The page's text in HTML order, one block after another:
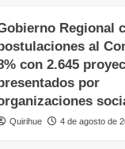
Regional
al
con 2.645
por
Quirihue 4 de agosto de